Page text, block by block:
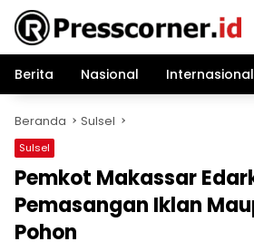
Langsung
konten
Berita
Nasional Internasional
Beranda Sulsel
Sulsel
Pemkot Makassar
Pemasangan Iklan
Pohon